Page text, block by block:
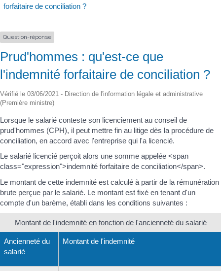
forfaitaire de conciliation ?
Question-réponse
Prud'hommes : qu'est-ce que
l'indemnité forfaitaire de conciliation ?
Vérifié le 03/06/2021 - Direction de l'information légale et administrative
(Première ministre)
Lorsque le salarié conteste son licenciement au conseil de
prud'hommes (CPH), il peut mettre fin au litige dès la procédure de
conciliation, en accord avec l'entreprise qui l'a licencié.
Le salarié licencié perçoit alors une somme appelée <span
class="expression">indemnité forfaitaire de conciliation</span>.
Le montant de cette indemnité est calculé à partir de la rémunération
brute perçue par le salarié. Le montant est fixé en tenant d'un
compte d'un barème, établi dans les conditions suivantes :
Montant de l'indemnité en fonction de l'ancienneté du salarié
Ancienneté du
salarié
Montant de l'indemnité